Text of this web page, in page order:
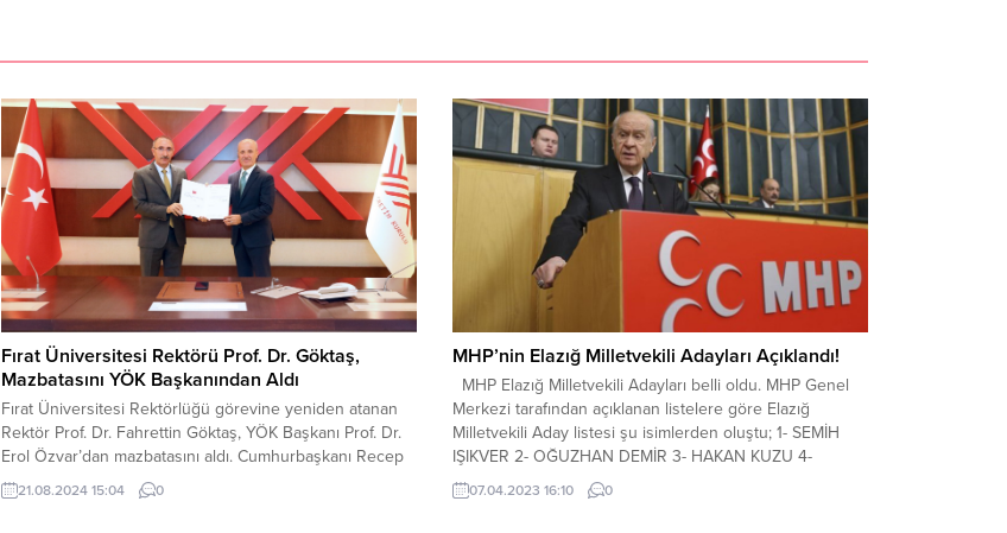
Fırat Üniversitesi Rektörü Prof. Dr. Göktaş,
Mazbatasını YÖK Başkanından Aldı
Fırat Üniversitesi Rektörlüğü görevine yeniden atanan
Rektör Prof. Dr. Fahrettin Göktaş, YÖK Başkanı Prof. Dr.
Erol Özvar’dan mazbatasını aldı. Cumhurbaşkanı Recep
Tayyip Erdoğan’ın takdir ve tensipleriyle Fırat
Üniversitesi Rektörlüğü görevine yeniden atanan Rektör
21.08.2024 15:04 0
MHP’nin Elazığ Milletvekili Adayları Açıklandı!
MHP Elazığ Milletvekili Adayları belli oldu. MHP Genel
Merkezi tarafından açıklanan listelere göre Elazığ
Milletvekili Aday listesi şu isimlerden oluştu; 1- SEMİH
IŞIKVER 2- OĞUZHAN DEMİR 3- HAKAN KUZU 4-
YUNUS GENÇ 5- FATMA SEVİNÇ OĞUZHAN
07.04.2023 16:10 0